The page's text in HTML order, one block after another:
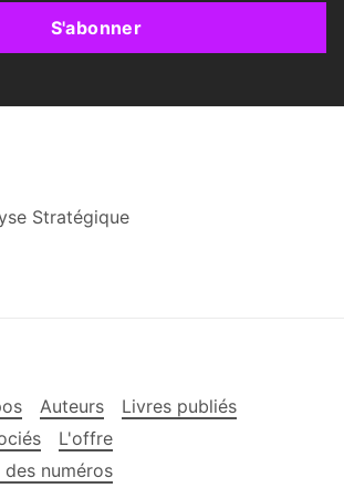
S'abonner
Stratégique
Auteurs
Livres publiés
L'offre
numéros